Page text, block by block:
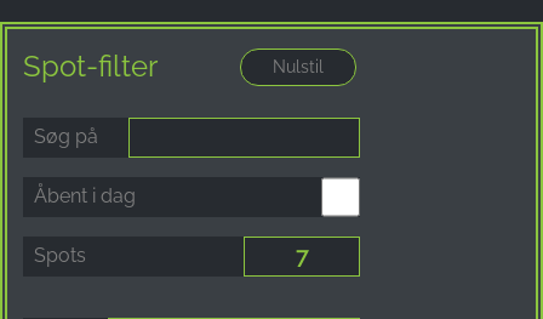
Spot-filter
Søg på
Åbent i dag
Spots